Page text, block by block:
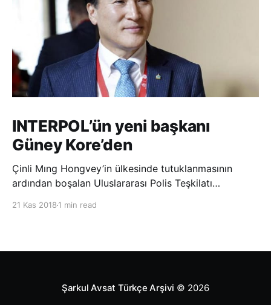
INTERPOL’ün yeni başkanı
Güney Kore’den
Çinli Mıng Hongvey’in ülkesinde tutuklanmasının
ardından boşalan Uluslararası Polis Teşkilatı
21 Kas 2018 1 min read
Şarkul Avsat Türkçe Arşivi © 2026